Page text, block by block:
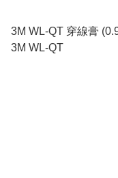
3M WL-QT 穿線膏
3M WL-QT